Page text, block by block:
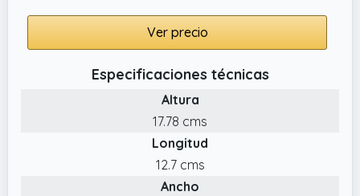
Ver precio
Especificaciones técnicas
Altura
17.78 cms
Longitud
12.7 cms
Ancho